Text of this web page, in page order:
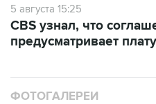
5 августа 15:25
CBS узнал, что
предусматривает
ФОТОГАЛЕРЕИ